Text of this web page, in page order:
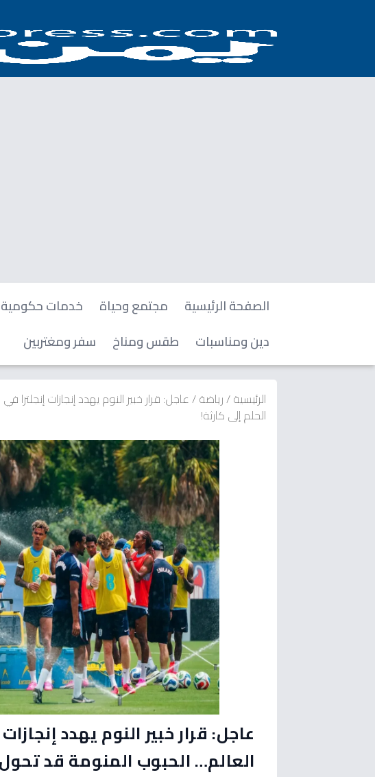
الصفحة الرئيسية مجتمع وحياة خدمات حكومية
دين ومناسبات
طقس ومناخ سفر ومغتربين
الرئيسية/رياضة/عاجل: قرار خبير النوم يهدد إنجازات
الحلم إلى كارثة!
عاجل: قرار خبير النوم يهدد
العالم… الحبوب المنومة قد